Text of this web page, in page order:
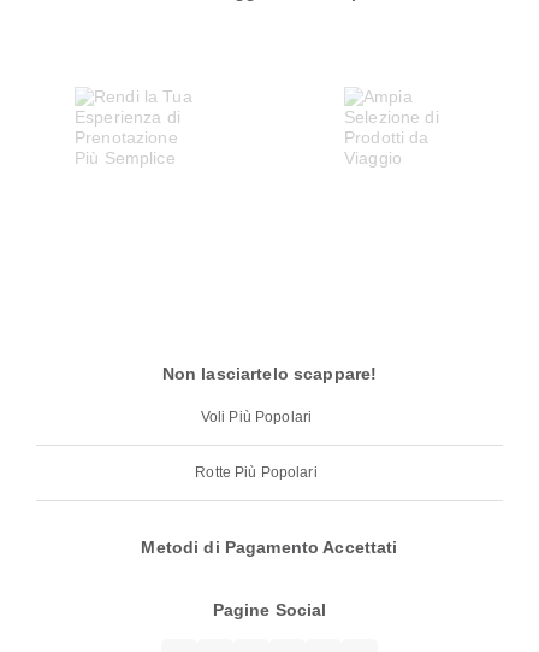
Non lasciartelo scappare!
Voli Più Popolari
Rotte Più Popolari
Metodi di Pagamento Accettati
Pagine Social